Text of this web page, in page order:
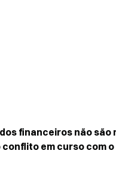
financeiros não são
em curso com